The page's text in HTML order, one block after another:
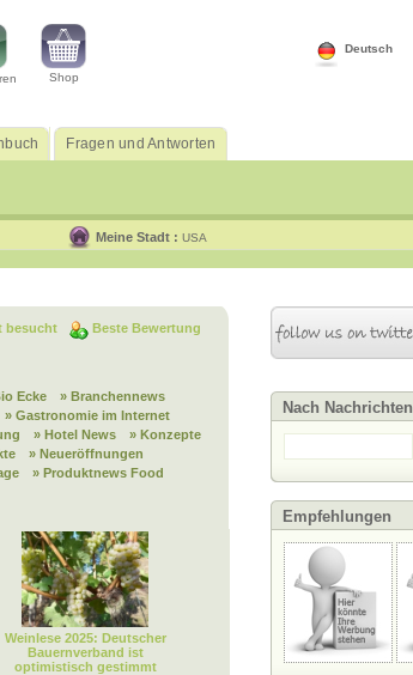
Deutsch
Shop
Fragen und Antworten
Meine Stadt : USA
besucht Beste Bewertung
Ecke
» Branchennews
» Gastronomie im Internet
» Hotel News
» Konzepte
» Neueröffnungen
» Produktnews Food
Weinlese 2025: Deutscher
Bauernverband ist
optimistisch gestimmt
Nach
Empfehlungen